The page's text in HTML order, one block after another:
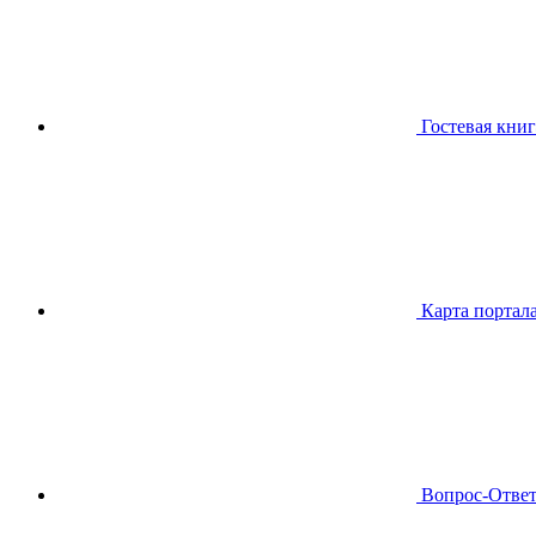
Гостевая
Карта
Вопрос-Ответ